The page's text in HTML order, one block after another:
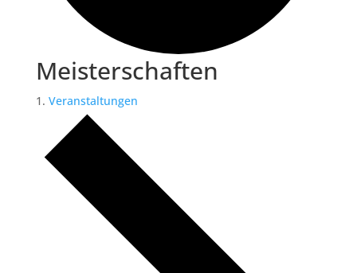
Meisterschaften
Veranstaltungen